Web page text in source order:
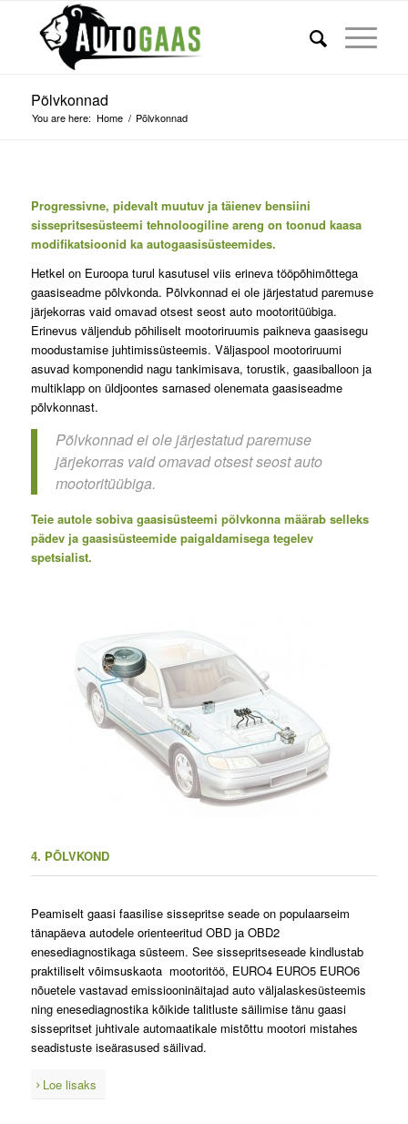
Põlvkonnad
You are here: Home / Põlvkonnad
Progressivne, pidevalt muutuv ja täienev bensiini
sissepritsesüsteemi tehnoloogiline areng on toonud kaasa
modifikatsioonid ka autogaasisüsteemides.
Hetkel on Euroopa turul kasutusel viis erineva tööpõhimõttega
gaasiseadme põlvkonda. Põlvkonnad ei ole järjestatud paremuse
järjekorras vaid omavad otsest seost auto mootoritüübiga.
Erinevus väljendub põhiliselt mootoriruumis paikneva gaasisegu
moodustamise juhtimissüsteemis. Väljaspool mootoriruumi
asuvad komponendid nagu tankimisava, torustik, gaasiballoon ja
multiklapp on üldjoontes sarnased olenemata gaasiseadme
põlvkonnast.
Põlvkonnad ei ole järjestatud paremuse
järjekorras vaid omavad otsest seost auto
mootoritüübiga.
Teie autole sobiva gaasisüsteemi põlvkonna määrab selleks
pädev ja gaasisüsteemide paigaldamisega tegelev
spetsialist.
4. PÕLVKOND
Peamiselt gaasi faasilise sissepritse seade on populaarseim
tänapäeva autodele orienteeritud OBD ja OBD2
enesediagnostikaga süsteem. See sissepritseseade kindlustab
praktiliselt võimsuskaota mootoritöö, EURO4 EURO5 EURO6
nõuetele vastavad emissiooninäitajad auto väljalaskesüsteemis
ning enesediagnostika kõikide talitluste säilimise tänu gaasi
sissepritset juhtivale automaatikale mistõttu mootori mistahes
seadistuste iseärasused säilivad.
Loe lisaks